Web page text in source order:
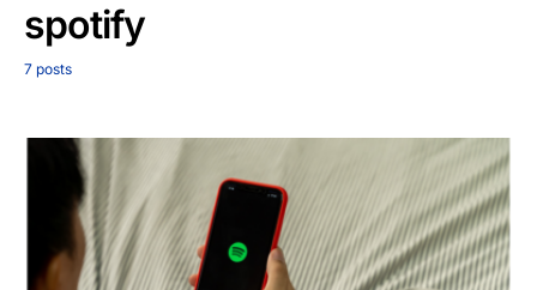
spotify
7 posts